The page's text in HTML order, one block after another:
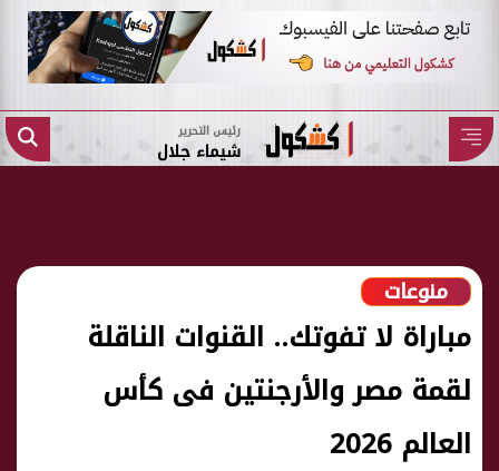
رئيس التحرير
شيماء جلال
منوعات
مباراة لا تفوتك.. القنوات الناقلة
لقمة مصر والأرجنتين فى كأس
العالم 2026